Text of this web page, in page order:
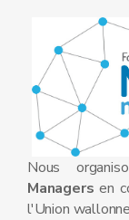
Nous
Managers en
l'Union